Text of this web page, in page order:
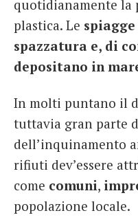
quotidianamente la
plastica. Le
spazzatura e, di
depositano in
In molti puntano il
tuttavia gran parte
dell’inquinamento
rifiuti dev’essere
come comuni,
popolazione locale.